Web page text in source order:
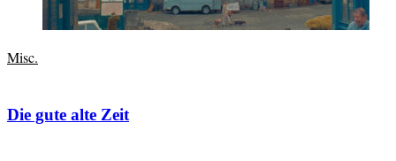
Misc.
Die gute alte Zeit